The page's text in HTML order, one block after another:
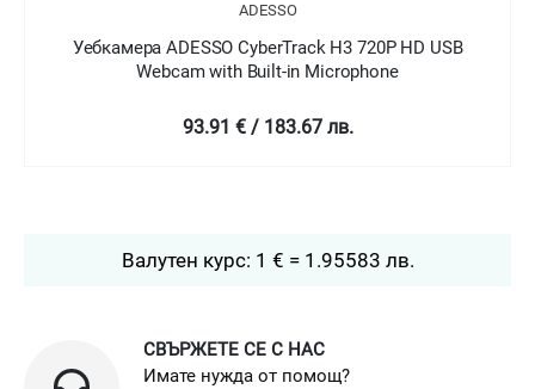
ADESSO
Уебкамера ADESSO CyberTrack H3 720P HD USB
Webcam with Built-in Microphone
93.91 € / 183.67 лв.
Валутен курс: 1 € = 1.95583 лв.
СВЪРЖЕТЕ СЕ С НАС
Имате нужда от помощ?